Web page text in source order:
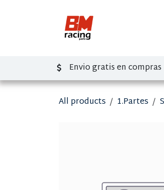
Envio gratis en compras
All products 1.Partes